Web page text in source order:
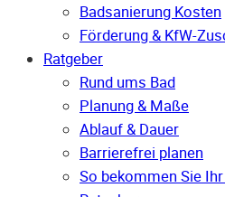
Badsanierung Kosten
Förderung & KfW-
Ratgeber
Rund ums Bad
Planung & Maße
Ablauf & Dauer
Barrierefrei planen
So bekommen Sie